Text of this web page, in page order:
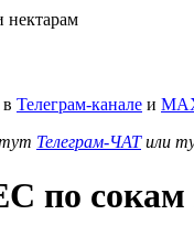
нектарам
Телеграм-канале и
Телеграм-ЧАТили
по сокам